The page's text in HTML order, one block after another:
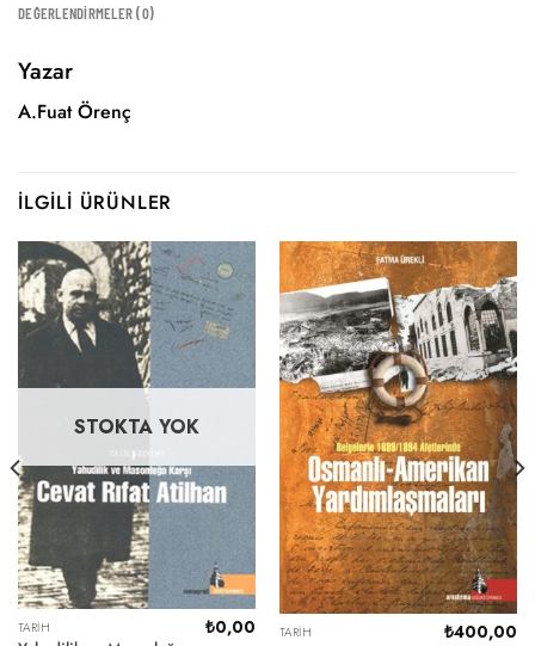
DEĞERLENDIRMELER (0)
Yazar
A.Fuat Örenç
İLGILI ÜRÜNLER
STOKTA YOK
TARIH ₺0,00 TARIH ₺400,00